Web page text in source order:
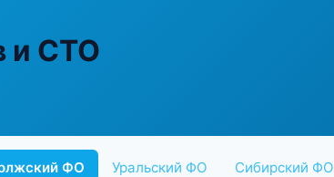
и СТО
ФО Уральский ФО Сибирский ФО